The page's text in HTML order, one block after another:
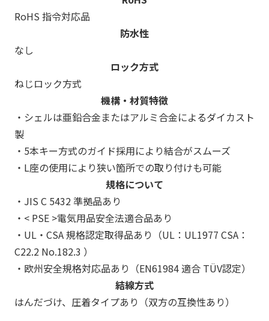
RoHS 指令対応品
防水性
なし
ロック方式
ねじロック方式
機構・材質特徴
・シェルは亜鉛合金またはアルミ合金によるダイカスト
製
・5本キー方式のガイド採用により結合がスムーズ
・L座の使用により狭い箇所での取り付けも可能
規格について
・JIS C 5432 準拠品あり
・< PSE >電気用品安全法適合品あり
・UL・CSA 規格認定取得品あり（UL：UL1977 CSA：
C22.2 No.182.3 ）
・欧州安全規格対応品あり（EN61984 適合 TÜV認定）
結線方式
はんだづけ、圧着タイプあり（双方の互換性あり）